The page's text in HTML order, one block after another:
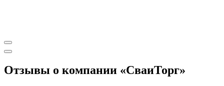
Отзывы о компании «СваиТорг»